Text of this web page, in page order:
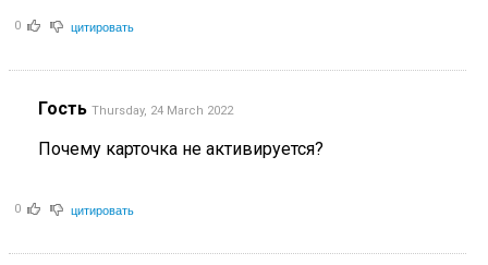
0 цитировать
Гость Thursday, 24 March 2022
Почему карточка не активируется?
0 цитировать